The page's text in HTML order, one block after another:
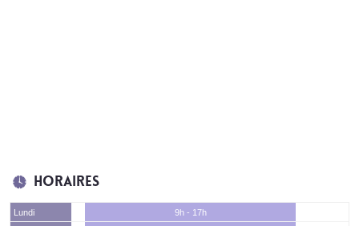
Horaires
Lundi
9h - 17h